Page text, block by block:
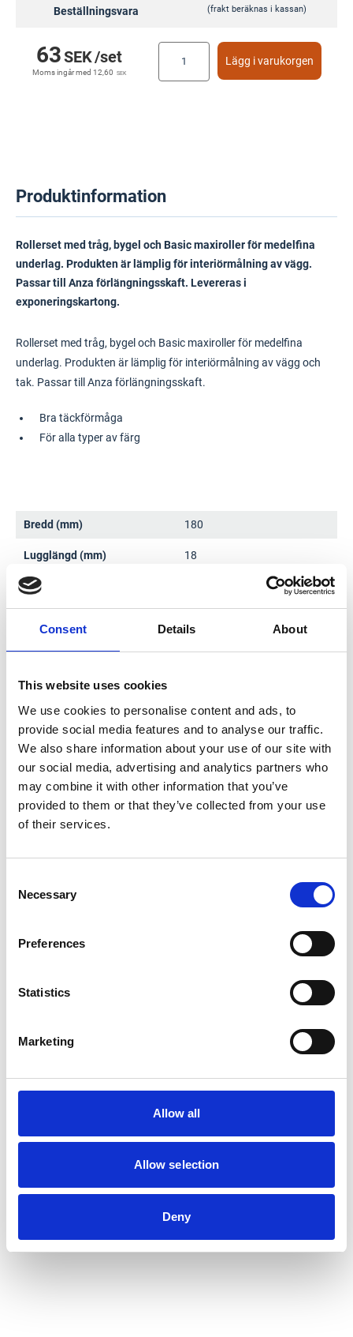
Consent Details About
This website uses cookies
We use cookies to personalise content and ads, to
provide social media features and to analyse our traffic.
We also share information about your use of our site with
our social media, advertising and analytics partners who
may combine it with other information that you’ve
provided to them or that they’ve collected from your use
of their services.
Selection
Necessary
Preferences
Statistics
Marketing
Allow all
Allow selection
Deny
Beställningsvara
(frakt beräknas i kassan)
63SEK/set
Moms ingår med12,60 SEK
Lägg i varukorgen
Produktinformation
Rollerset med tråg, bygel och Basic maxiroller för medelfina
underlag. Produkten är lämplig för interiörmålning av vägg.
Passar till Anza förlängningsskaft. Levereras i
exponeringskartong.
Rollerset med tråg, bygel och Basic maxiroller för medelfina
underlag. Produkten är lämplig för interiörmålning av vägg och
tak. Passar till Anza förlängningsskaft.
Bra täckförmåga
För alla typer av färg
Bredd (mm) 180
Lugglängd (mm) 18
Storlek